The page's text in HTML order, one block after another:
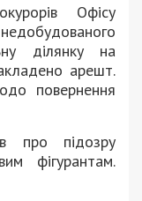
Офісу
ділянку на
арешт.
повернення
про підозру
фігурантам.